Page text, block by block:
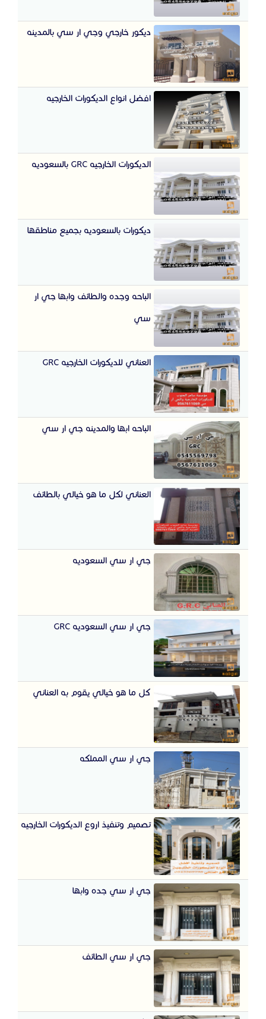
ديكور خارجي وجي ار سي بالمدينه
افضل انواع الديكورات الخارجيه
الديكورات الخارجيه GRC بالسعوديه
ديكورات بالسعوديه بجميع مناطقها
الباحه وجده والطائف وابها جي ار
سي
العناني للديكورات الخارجيه GRC
الباحه ابها والمدينه جي ار سي
العناني لكل ما هو خيالي بالطائف
جي ار سي السعوديه
جي ار سي السعوديه GRC
كل ما هو خيالي يقوم به العناني
جي ار سي المملكه
تصميم وتنفيذ اروع الديكورات الخارجيه
جي ار سي جده وابها
جي ار سي الطائف